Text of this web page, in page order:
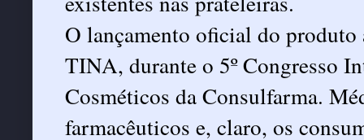
O lançamento oficial do produto
TINA, durante o 5º Congresso
Cosméticos da Consulfarma.
farmacêuticos e, claro, os